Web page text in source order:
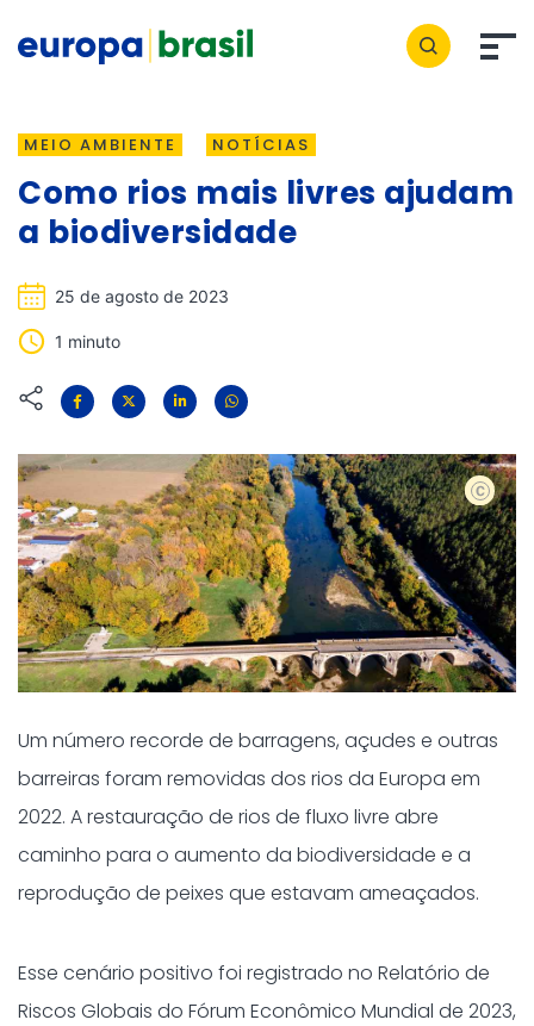
MEIO AMBIENTE NOTÍCIAS
Como rios mais livres ajudam
a biodiversidade
25 de agosto de 2023
1 minuto
Um número recorde de barragens, açudes e outras
barreiras foram removidas dos rios da Europa em
2022. A restauração de rios de fluxo livre abre
caminho para o aumento da biodiversidade e a
reprodução de peixes que estavam ameaçados.
Esse cenário positivo foi registrado no Relatório de
Riscos Globais do Fórum Econômico Mundial de 2023,